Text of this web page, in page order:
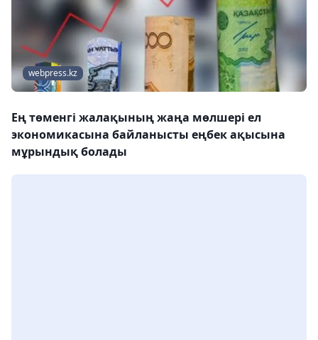
webpress.kz
Ең төменгі жалақының жаңа мөлшері ел
экономикасына байланысты еңбек ақысына
мұрындық болады